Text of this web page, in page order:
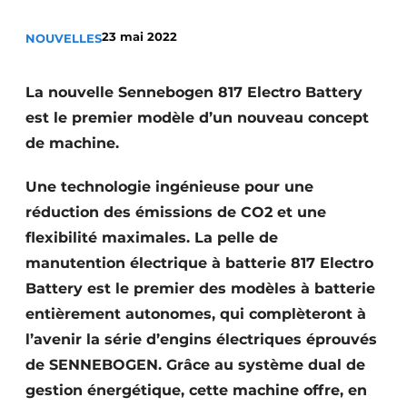
Construction bois
Contrôle d’accès
Éclairage
Fondations
Façades
Géotextiles
Infrastructures souterraines et égouttage
NOUVELLES23 mai 2022
La nouvelle Sennebogen 817 Electro Battery
est le premier modèle d’un nouveau concept
de machine.
Une technologie ingénieuse pour une
réduction des émissions de CO2 et une
flexibilité maximales. La pelle de
manutention électrique à batterie 817 Electro
Battery est le premier des modèles à batterie
entièrement autonomes, qui complèteront à
l’avenir la série d’engins électriques éprouvés
de SENNEBOGEN. Grâce au système dual de
gestion énergétique, cette machine offre, en